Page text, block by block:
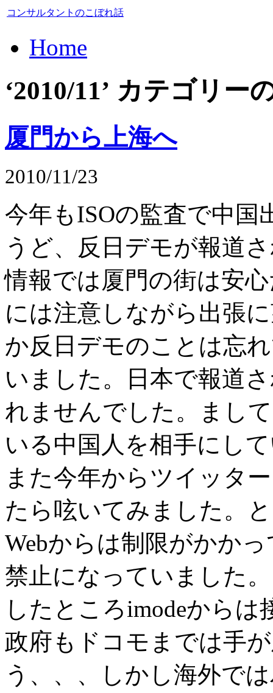
コンサルタントのこぼれ話
Home
‘2010/11’ カテゴリー
厦門から上海へ
2010/11/23
今年もISOの監査で中
うど、反日デモが報道
情報では厦門の街は安
には注意しながら出張
か反日デモのことは忘
いました。日本で報道
れませんでした。まし
いる中国人を相手にし
また今年からツイッタ
たら呟いてみました。
Webからは制限がかか
禁止になっていました
したところimodeから
政府もドコモまでは手
う、、、しかし海外で